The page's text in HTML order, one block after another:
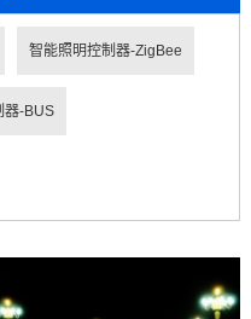
智能照明控制器-ZigBee
器-BUS